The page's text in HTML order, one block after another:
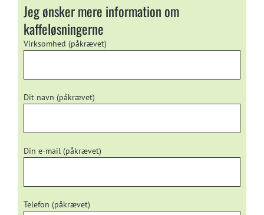
Jeg ønsker mere information om
kaffeløsningerne
Virksomhed (påkrævet)
Dit navn (påkrævet)
Din e-mail (påkrævet)
Telefon (påkrævet)